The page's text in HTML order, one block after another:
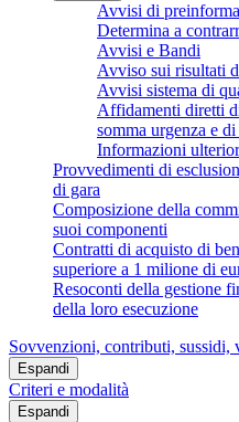
Avvisi di
Determina a
Avvisi e Bandi
Avviso sui risultati
Avvisi sistema di
Affidamenti diretti
somma urgenza e
Informazioni
Provvedimenti di
di gara
Composizione della
suoi componenti
Contratti di acquisto di
superiore a 1 milione di
Resoconti della gestione
della loro esecuzione
Sovvenzioni, contributi, sussidi,
Espandi
Criteri e modalità
Espandi